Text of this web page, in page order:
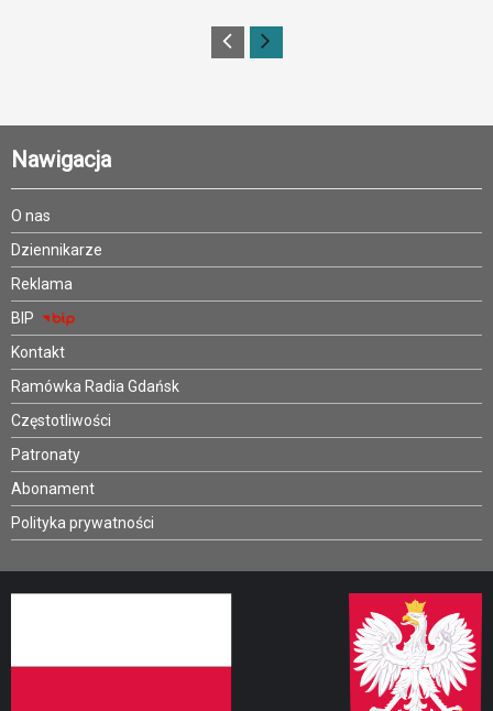
Nawigacja
O nas
Dziennikarze
Reklama
BIP
Kontakt
Ramówka Radia Gdańsk
Częstotliwości
Patronaty
Abonament
Polityka prywatności